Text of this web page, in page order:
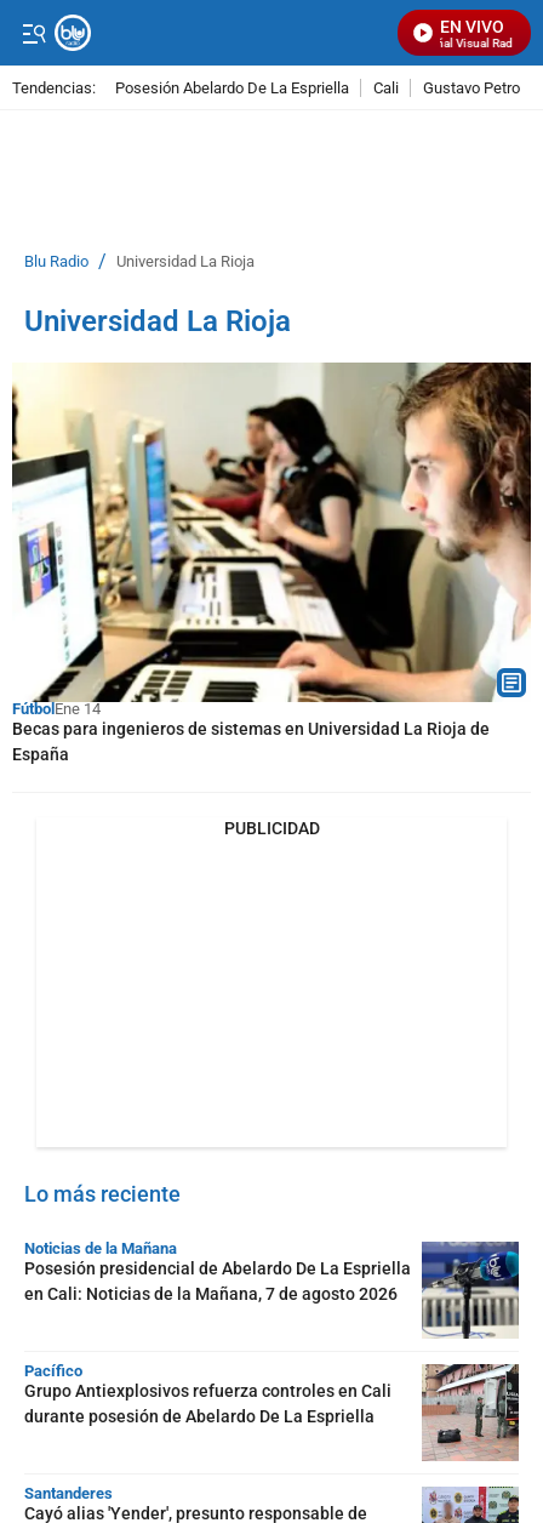
EN VIVO
Señal Visual Radio
Tendencias: Posesión Abelardo De La Espriella Cali Gustavo Petro
Blu Radio / Universidad La Rioja
Universidad La Rioja
FútbolEne 14
Becas para ingenieros de sistemas en Universidad La Rioja de
España
PUBLICIDAD
Lo más reciente
Noticias de la Mañana
Posesión presidencial de Abelardo De La Espriella
en Cali: Noticias de la Mañana, 7 de agosto 2026
Pacífico
Grupo Antiexplosivos refuerza controles en Cali
durante posesión de Abelardo De La Espriella
Santanderes
Cayó alias 'Yender', presunto responsable de